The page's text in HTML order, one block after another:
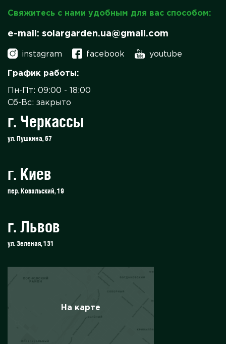
Свяжитесь с нами удобным для вас способом:
e-mail: solargarden.ua@gmail.com
instagram facebook youtube
График работы:
Пн-Пт: 09:00 - 18:00
Сб-Вс: закрыто
г. Черкассы
ул. Пушкина, 67
г. Киев
пер. Ковальский, 19
г. Львов
ул. Зеленая, 131
На карте